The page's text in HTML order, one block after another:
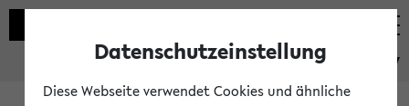
eKVV
Datenschutzeinstellung
Diese Webseite verwendet Cookies und ähnliche